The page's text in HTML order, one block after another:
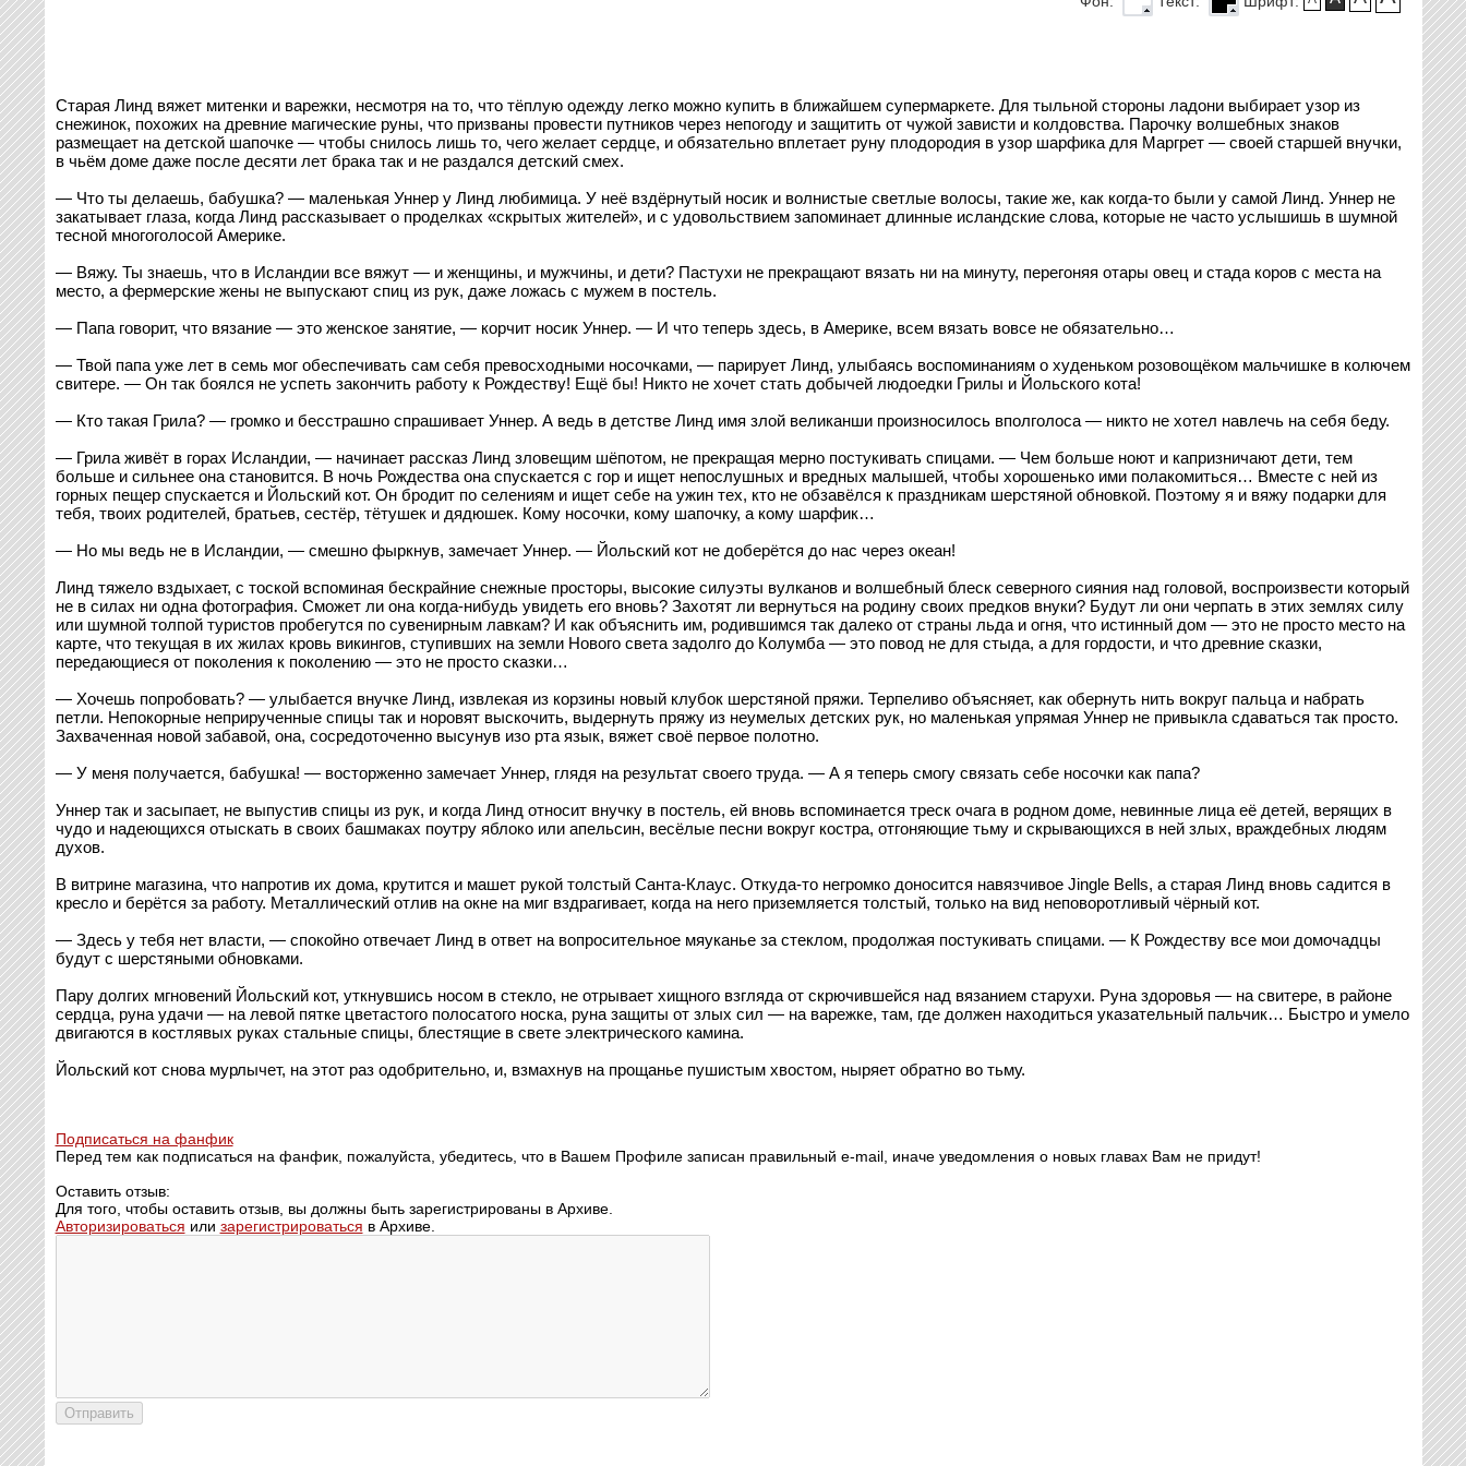
Старая Линд вяжет митенки и варежки, несмотря на то, что тёплую одежду легко можно купить в ближайшем супермаркете. Для тыльной стороны ладони выбирает узор из
снежинок, похожих на древние магические руны, что призваны провести путников через непогоду и защитить от чужой зависти и колдовства. Парочку волшебных знаков
размещает на детской шапочке — чтобы снилось лишь то, чего желает сердце, и обязательно вплетает руну плодородия в узор шарфика для Маргрет — своей старшей внучки,
в чьём доме даже после десяти лет брака так и не раздался детский смех.
— Что ты делаешь, бабушка? — маленькая Уннер у Линд любимица. У неё вздёрнутый носик и волнистые светлые волосы, такие же, как когда-то были у самой Линд. Уннер не
закатывает глаза, когда Линд рассказывает о проделках «скрытых жителей», и с удовольствием запоминает длинные исландские слова, которые не часто услышишь в шумной
тесной многоголосой Америке.
— Вяжу. Ты знаешь, что в Исландии все вяжут — и женщины, и мужчины, и дети? Пастухи не прекращают вязать ни на минуту, перегоняя отары овец и стада коров с места на
место, а фермерские жены не выпускают спиц из рук, даже ложась с мужем в постель.
— Папа говорит, что вязание — это женское занятие, — корчит носик Уннер. — И что теперь здесь, в Америке, всем вязать вовсе не обязательно…
— Твой папа уже лет в семь мог обеспечивать сам себя превосходными носочками, — парирует Линд, улыбаясь воспоминаниям о худеньком розовощёком мальчишке в колючем
свитере. — Он так боялся не успеть закончить работу к Рождеству! Ещё бы! Никто не хочет стать добычей людоедки Грилы и Йольского кота!
— Кто такая Грила? — громко и бесстрашно спрашивает Уннер. А ведь в детстве Линд имя злой великанши произносилось вполголоса — никто не хотел навлечь на себя беду.
— Грила живёт в горах Исландии, — начинает рассказ Линд зловещим шёпотом, не прекращая мерно постукивать спицами. — Чем больше ноют и капризничают дети, тем
больше и сильнее она становится. В ночь Рождества она спускается с гор и ищет непослушных и вредных малышей, чтобы хорошенько ими полакомиться… Вместе с ней из
горных пещер спускается и Йольский кот. Он бродит по селениям и ищет себе на ужин тех, кто не обзавёлся к праздникам шерстяной обновкой. Поэтому я и вяжу подарки для
тебя, твоих родителей, братьев, сестёр, тётушек и дядюшек. Кому носочки, кому шапочку, а кому шарфик…
— Но мы ведь не в Исландии, — смешно фыркнув, замечает Уннер. — Йольский кот не доберётся до нас через океан!
Линд тяжело вздыхает, с тоской вспоминая бескрайние снежные просторы, высокие силуэты вулканов и волшебный блеск северного сияния над головой, воспроизвести который
не в силах ни одна фотография. Сможет ли она когда-нибудь увидеть его вновь? Захотят ли вернуться на родину своих предков внуки? Будут ли они черпать в этих землях силу
или шумной толпой туристов пробегутся по сувенирным лавкам? И как объяснить им, родившимся так далеко от страны льда и огня, что истинный дом — это не просто место на
карте, что текущая в их жилах кровь викингов, ступивших на земли Нового света задолго до Колумба — это повод не для стыда, а для гордости, и что древние сказки,
передающиеся от поколения к поколению — это не просто сказки…
— Хочешь попробовать? — улыбается внучке Линд, извлекая из корзины новый клубок шерстяной пряжи. Терпеливо объясняет, как обернуть нить вокруг пальца и набрать
петли. Непокорные неприрученные спицы так и норовят выскочить, выдернуть пряжу из неумелых детских рук, но маленькая упрямая Уннер не привыкла сдаваться так просто.
Захваченная новой забавой, она, сосредоточенно высунув изо рта язык, вяжет своё первое полотно.
— У меня получается, бабушка! — восторженно замечает Уннер, глядя на результат своего труда. — А я теперь смогу связать себе носочки как папа?
Уннер так и засыпает, не выпустив спицы из рук, и когда Линд относит внучку в постель, ей вновь вспоминается треск очага в родном доме, невинные лица её детей, верящих в
чудо и надеющихся отыскать в своих башмаках поутру яблоко или апельсин, весёлые песни вокруг костра, отгоняющие тьму и скрывающихся в ней злых, враждебных людям
духов.
В витрине магазина, что напротив их дома, крутится и машет рукой толстый Санта-Клаус. Откуда-то негромко доносится навязчивое Jingle Bells, а старая Линд вновь садится в
кресло и берётся за работу. Металлический отлив на окне на миг вздрагивает, когда на него приземляется толстый, только на вид неповоротливый чёрный кот.
— Здесь у тебя нет власти, — спокойно отвечает Линд в ответ на вопросительное мяуканье за стеклом, продолжая постукивать спицами. — К Рождеству все мои домочадцы
будут с шерстяными обновками.
Пару долгих мгновений Йольский кот, уткнувшись носом в стекло, не отрывает хищного взгляда от скрючившейся над вязанием старухи. Руна здоровья — на свитере, в районе
сердца, руна удачи — на левой пятке цветастого полосатого носка, руна защиты от злых сил — на варежке, там, где должен находиться указательный пальчик… Быстро и умело
двигаются в костлявых руках стальные спицы, блестящие в свете электрического камина.
Йольский кот снова мурлычет, на этот раз одобрительно, и, взмахнув на прощанье пушистым хвостом, ныряет обратно во тьму.
Подписаться на фанфик
Перед тем как подписаться на фанфик, пожалуйста, убедитесь, что в Вашем Профиле записан правильный e-mail, иначе уведомления о новых главах Вам не придут!
Оставить отзыв:
Для того, чтобы оставить отзыв, вы должны быть зарегистрированы в Архиве.
Авторизироваться или зарегистрироваться в Архиве.